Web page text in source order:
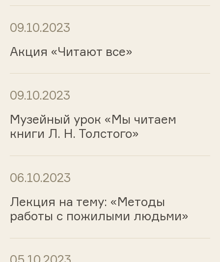
09.10.2023
Акция «Читают все»
09.10.2023
Музейный урок «Мы читаем
книги Л. Н. Толстого»
06.10.2023
Лекция на тему: «Методы
работы с пожилыми людьми»